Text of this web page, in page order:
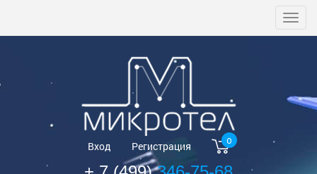
Вход Регистрация 0